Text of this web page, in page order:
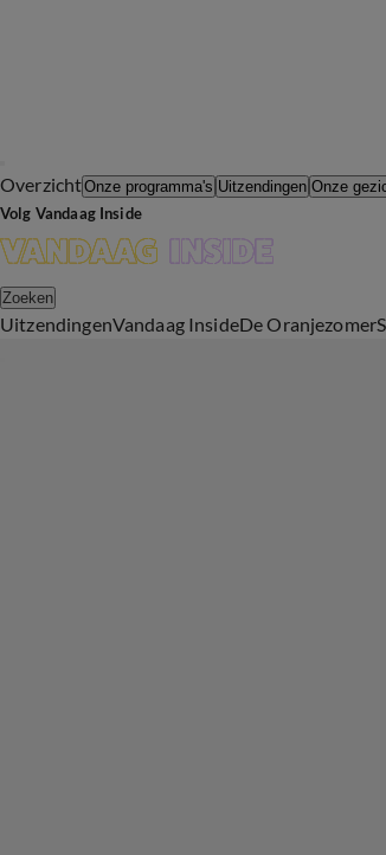
OverzichtOnze programma's Uitzendingen Onze
Volg Vandaag Inside
Zoeken
UitzendingenVandaag InsideDe Oranjezomer